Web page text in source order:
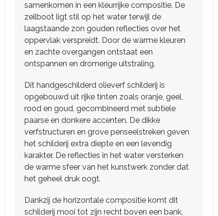
samenkomen in een kleurrijke compositie. De
zeilboot ligt stil op het water terwijl de
laagstaande zon gouden reflecties over het
oppervlak verspreidt. Door de warme kleuren
en zachte overgangen ontstaat een
ontspannen en dromerige uitstraling.
Dit handgeschilderd olieverf schilderij is
opgebouwd uit rijke tinten zoals oranje, geel,
rood en goud, gecombineerd met subtiele
paarse en donkere accenten. De dikke
verfstructuren en grove penseelstreken geven
het schilderij extra diepte en een levendig
karakter. De reflecties in het water versterken
de warme sfeer van het kunstwerk zonder dat
het geheel druk oogt.
Dankzij de horizontale compositie komt dit
schilderij mooi tot zijn recht boven een bank,